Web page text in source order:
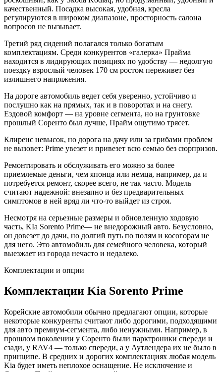
качественный. Посадка высокая, удобная, кресла
регулируются в широком диапазоне, просторность салона
вопросов не вызывает.
Третий ряд сидений полагался только богатым
комплектациям. Среди конкурентов «галерка» Прайма
находится в лидирующих позициях по удобству — недолгую
поездку взрослый человек 170 см ростом переживет без
излишнего напряжения.
На дороге автомобиль ведет себя уверенно, устойчиво и
послушно как на прямых, так и в поворотах и на снегу.
Ездовой комфорт — на уровне сегмента, но на грунтовке
прошлый Соренто был лучше, Прайм ощутимо трясет.
Клиренс невысок, но дорога на дачу или за грибами проблем
не вызовет: Prime увезет и привезет всю семью без сюрпризов.
Ремонтировать и обслуживать его можно за более
приемлемые деньги, чем японца или немца, например, да и
потребуется ремонт, скорее всего, не так часто. Модель
считают надежной: внезапно и без предварительных
симптомов в ней вряд ли что-то выйдет из строя.
Несмотря на серьезные размеры и обновленную ходовую
часть, KIa Sorento Prime— не внедорожный авто. Безусловно,
он довезет до дачи, но долгий путь по полям и косогорам не
для него. Это автомобиль для семейного человека, который
выезжает из города нечасто и недалеко.
Комплектации и опции
Комплектации Kia Sorento Prime
Корейские автомобили обычно предлагают опции, которые
некоторые конкуренты считают либо дорогими, подходящими
для авто премиум-сегмента, либо ненужными. Например, в
прошлом поколении у Соренто были парктроники спереди и
сзади, у RAV4 — только спереди, а у Аутлендера их не было в
принципе. В средних и дорогих комплектациях любая модель
Kia будет иметь неплохое оснащение. Не исключение и